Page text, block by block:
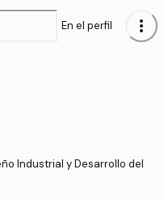
En el perfil more_vert
Industrial y Desarrollo del